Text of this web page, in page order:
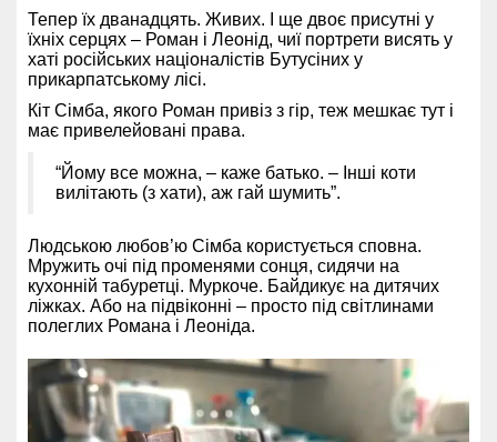
Тепер їх дванадцять. Живих. І ще двоє присутні у
їхніх серцях – Роман і Леонід, чиї портрети висять у
хаті російських націоналістів Бутусіних у
прикарпатському лісі.
Кіт Сімба, якого Роман привіз з гір, теж мешкає тут і
має привелейовані права.
“Йому все можна, – каже батько. – Інші коти
вилітають (з хати), аж гай шумить”.
Людською любов’ю Сімба користується сповна.
Мружить очі під променями сонця, сидячи на
кухонній табуретці. Муркоче. Байдикує на дитячих
ліжках. Або на підвіконні – просто під світлинами
полеглих Романа і Леоніда.